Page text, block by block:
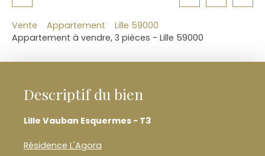
Vente Appartement
Lille 59000
Appartement à vendre, 3 pièces - Lille 59000
Descriptif du bien
Lille Vauban Esquermes - T3
Résidence L'Agora